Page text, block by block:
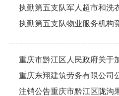
执勤第五支队军人超市和洗
执勤第五支队物业服务机构
重庆市黔江区人民政府关于
重庆东翔建筑劳务有限公司
注销公告重庆市黔江区陇沟